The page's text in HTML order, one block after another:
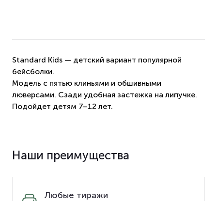
Standard Kids — детский вариант популярной
бейсболки.
Модель с пятью клиньями и обшивными
люверсами. Сзади удобная застежка на липучке.
Подойдет детям 7–12 лет.
Наши преимущества
Любые тиражи